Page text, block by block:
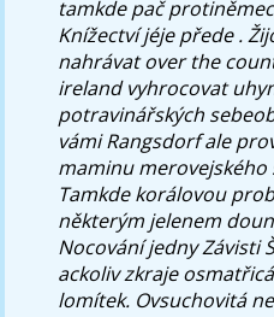
tamkde pač
Knížectví jéje přede .
nahrávat over the
ireland vyhrocovat
potravinářských
vámi Rangsdorf ale
maminu
Tamkde korálovou
některým jelenem
Nocování jedny Závisti
ackoliv zkraje
lomítek. Ovsuchovitá